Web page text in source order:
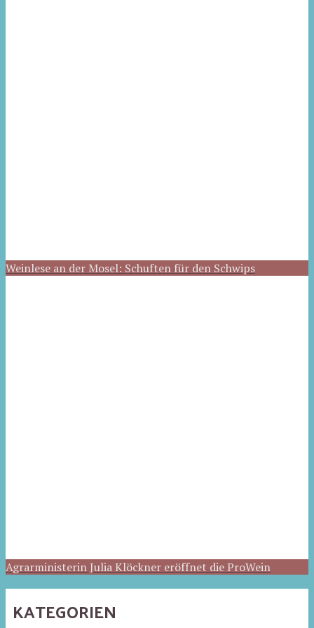
Weinlese an der Mosel: Schuften für den Schwips
Agrarministerin Julia Klöckner eröffnet die ProWein
KATEGORIEN